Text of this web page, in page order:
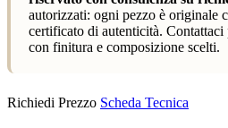
autorizzati: ogni pezzo è originale
certificato di autenticità.
con finitura e composizione scelti.
Richiedi Prezzo Scheda Tecnica